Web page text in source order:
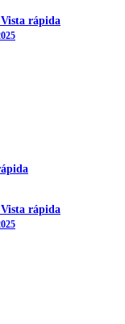
Vista rápida
Vista rápida